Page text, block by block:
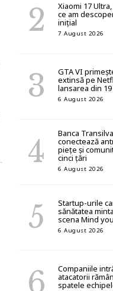
Xiaomi 17
ce am
inițial
7 August 2026
GTA VI
extinsă pe
lansarea din
6 August 2026
Banca
conectează
piețe și
cinci țări
6 August 2026
Startup-urile
sănătatea
scena Mind
6 August 2026
Companiile
atacatorii
spatele